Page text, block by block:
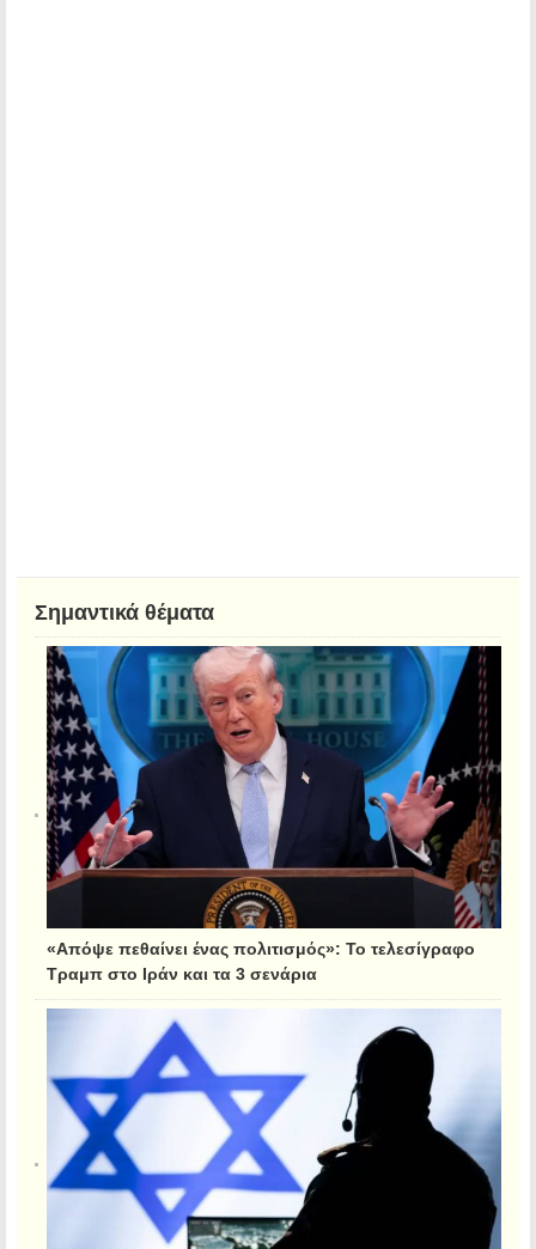
Σημαντικά θέματα
«Απόψε πεθαίνει ένας πολιτισμός»: Το τελεσίγραφο
Τραμπ στο Ιράν και τα 3 σενάρια